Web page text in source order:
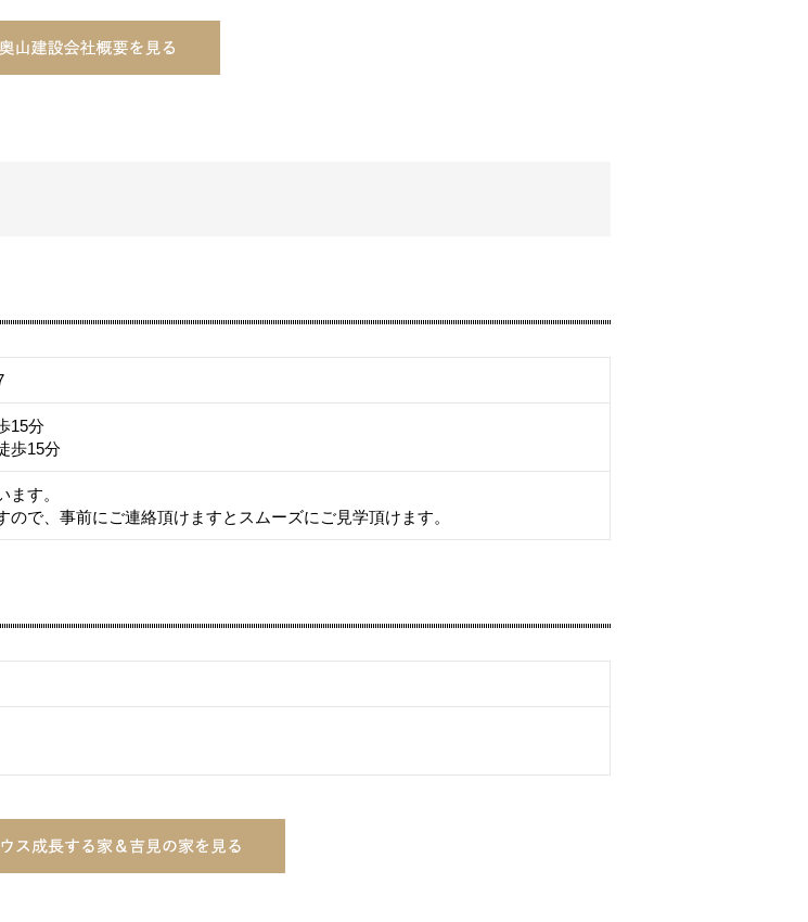
15分
歩15分
す。
ので、事前にご連絡頂けますとスムーズにご見学頂けます。